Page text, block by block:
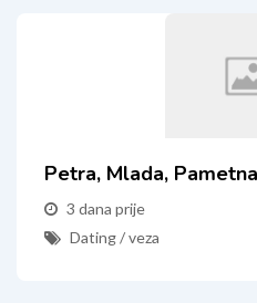
Petra, Mlada, Pametna
3 dana prije
Dating / veza